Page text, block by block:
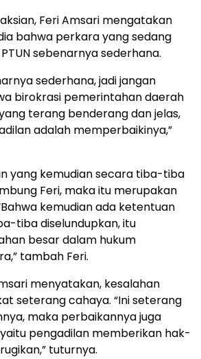
Feri Amsari mengatakan
bahwa perkara yang sedang
sebenarnya sederhana.
sederhana, jadi jangan
birokrasi pemerintahan daerah
terang benderang dan jelas,
adalah memperbaikinya,”
yang kemudian secara tiba-tiba
Feri, maka itu merupakan
kemudian ada ketentuan
tiba diselundupkan, itu
besar dalam hukum
tambah Feri.
menyatakan, kesalahan
seterang cahaya. “Ini seterang
maka perbaikannya juga
pengadilan memberikan hak-
tuturnya.